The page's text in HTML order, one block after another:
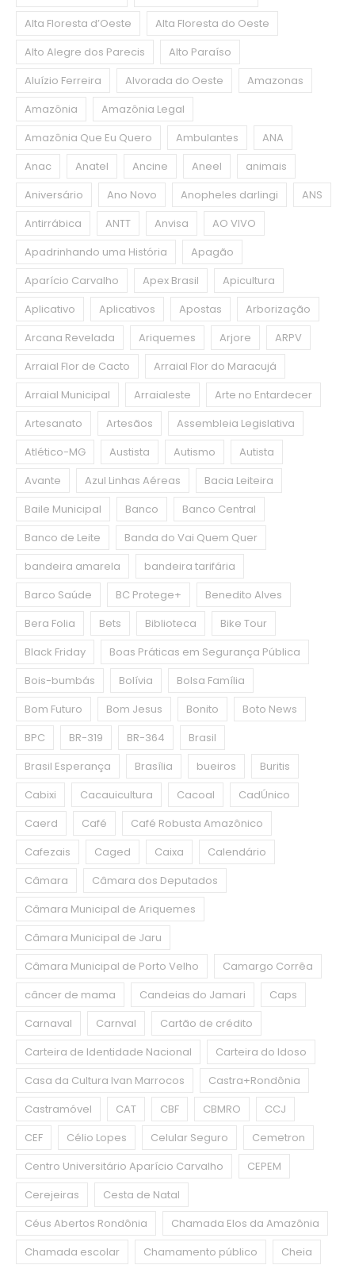
Alta Floresta d’Oeste
Alta Floresta do Oeste
Alto Alegre dos Parecis
Alto Paraíso
Aluízio Ferreira
Alvorada do Oeste
Amazonas
Amazônia
Amazônia Legal
Amazônia Que Eu Quero
Ambulantes
ANA
Anac
Anatel Ancine Aneel
animais
Aniversário
Ano Novo Anopheles darlingi
ANS
Antirrábica
ANTT Anvisa
AO VIVO
Apadrinhando uma História
Apagão
Aparício Carvalho
Apex Brasil
Apicultura
Aplicativo
Aplicativos Apostas
Arborização
Arcana Revelada
Ariquemes Arjore
ARPV
Arraial Flor de Cacto
Arraial Flor do Maracujá
Arraial Municipal
Arraialeste
Arte no Entardecer
Artesanato
Artesãos
Assembleia Legislativa
Atlético-MG
Austista Autismo
Autista
Avante
Azul Linhas Aéreas
Bacia Leiteira
Baile Municipal
Banco
Banco Central
Banco de Leite
Banda do Vai Quem Quer
bandeira amarela
bandeira tarifária
Barco Saúde
BC Protege+
Benedito Alves
Bera Folia
Bets Biblioteca
Bike Tour
Black Friday
Boas Práticas em Segurança Pública
Bois-bumbás
Bolívia
Bolsa Família
Bom Futuro
Bom Jesus Bonito
Boto News
BPC
BR-319 BR-364
Brasil
Brasil Esperança
Brasília bueiros
Buritis
Cabixi
Cacauicultura Cacoal
CadÚnico
Caerd
Café
Café Robusta Amazônico
Cafezais
Caged Caixa
Calendário
Câmara
Câmara dos Deputados
Câmara Municipal de Ariquemes
Câmara Municipal de Jaru
Câmara Municipal de Porto Velho
Camargo Corrêa
câncer de mama
Candeias do Jamari
Caps
Carnaval
Carnval
Cartão de crédito
Carteira de Identidade Nacional
Carteira do Idoso
Casa da Cultura Ivan Marrocos
Castra+Rondônia
Castramóvel
CAT CBF CBMRO
CCJ
CEF
Célio Lopes Celular Seguro
Cemetron
Centro Universitário Aparício Carvalho
CEPEM
Cerejeiras
Cesta de Natal
Céus Abertos Rondônia
Chamada Elos da Amazônia
Chamada escolar
Chamamento público
Cheia